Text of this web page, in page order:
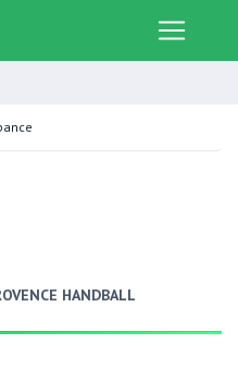
HANDBALL